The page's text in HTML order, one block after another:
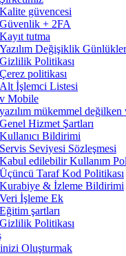
Kalite güvencesi
Güvenlik + 2FA
Kayıt tutma
Yazılım Değişiklik
Gizlilik Politikası
Çerez politikası
Alt İşlemci Listesi
Mobile
mükemmel değilken
Genel Hizmet Şartları
Kullanıcı Bildirimi
Servis Seviyesi Sözleşmesi
Kabul edilebilir Kullanım
Üçüncü Taraf Kod Politikası
Kurabiye & İzleme Bildirimi
Veri İşleme Ek
Eğitim şartları
Gizlilik Politikası
Oluşturmak